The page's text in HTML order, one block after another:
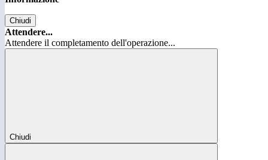
Chiudi
Attendere...
Attendere il completamento dell'operazione...
Chiudi